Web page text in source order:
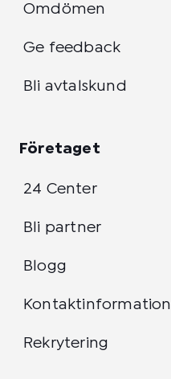
Omdömen
Ge feedback
Bli avtalskund
Företaget
24 Center
Bli partner
Blogg
Kontaktinformation
Rekrytering